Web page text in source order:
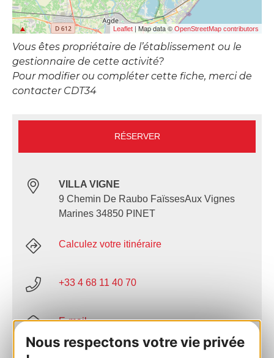
Nous respectons votre vie privée
Leaflet | Map data © OpenStreetMap contributors
Vous êtes propriétaire de l’établissement ou le
gestionnaire de cette activité?
Pour modifier ou compléter cette fiche, merci de
contacter CDT34
RÉSERVER
VILLA VIGNE
9 Chemin De Raubo FaïssesAux Vignes
Marines 34850 PINET
Calculez votre itinéraire
+33 4 68 11 40 70
E-mail